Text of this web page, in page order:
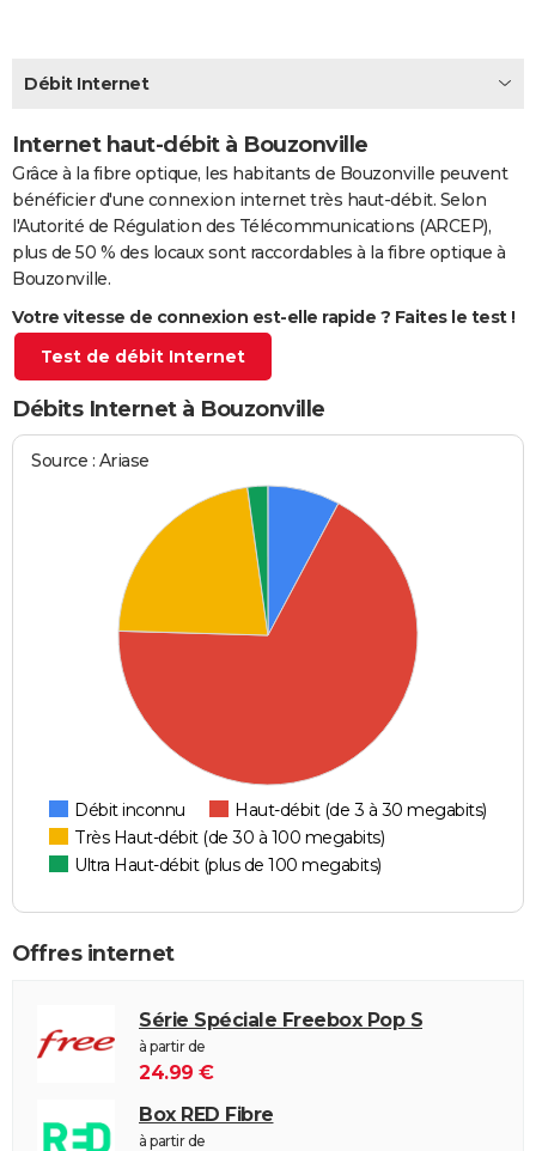
GUIDES D'ACHAT
CARTE DE VOEUX
Carte de Noël
Carte Bonne année
Carte Saint-Valentin
Carte Pâques
Carte d'anniversaire
DICTIONNAIRE
Biographies
Expressions
PROGRAMME TV
COPAINS D'AVANT
S'inscrire
Se connecter
Lycées
Collèges
Primaires
Universités
Entreprises
Service militaire
Avis de recherche
AVIS DE DÉCÈS
FORUM
Bricolage
Lifestyle
Culture
Sport
Auto
Television
Voyage
Cinema
Débit Internet
Internet haut-débit à Bouzonville
Grâce à la fibre optique, les habitants de Bouzonville peuvent
bénéficier d'une connexion internet très haut-débit. Selon
l'Autorité de Régulation des Télécommunications (ARCEP),
plus de 50 % des locaux sont raccordables à la fibre optique à
Bouzonville.
Votre vitesse de connexion est-elle rapide ? Faites le test !
Test de débit Internet
Débits Internet à Bouzonville
Source : Ariase
Débit inconnu
Haut-débit (de 3 à 30 megabits)
Très Haut-débit (de 30 à 100 megabits)
Ultra Haut-débit (plus de 100 megabits)
Offres internet
Série Spéciale Freebox Pop S
à partir de
24.99 €
Box RED Fibre
à partir de